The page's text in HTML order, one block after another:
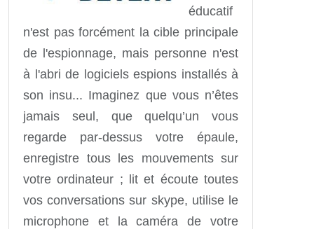
éducatif
n'est pas forcément la cible principale
de l'espionnage, mais personne n'est
à l'abri de logiciels espions installés à
son insu... Imaginez que vous n’êtes
jamais seul, que quelqu’un vous
regarde par-dessus votre épaule,
enregistre tous les mouvements sur
votre ordinateur ; lit et écoute toutes
vos conversations sur skype, utilise le
microphone et la caméra de votre